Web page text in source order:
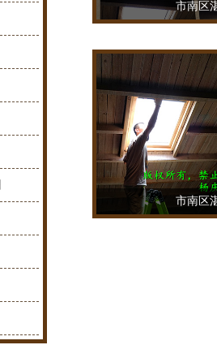
市南区
市南区